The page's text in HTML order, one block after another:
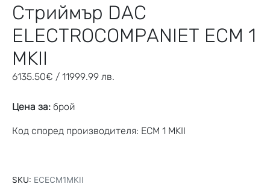
Стриймър DAC
ELECTROCOMPANIET ECM 1
MKII
6135.50€ / 11999.99 лв.
Цена за: брой
Код според производителя: ECM 1 MKII
SKU: ECECM1MKII